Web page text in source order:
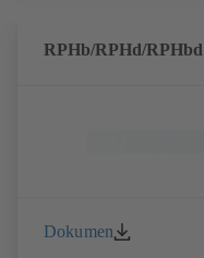
RPHb/RPHd/RPHbd
Dokumen